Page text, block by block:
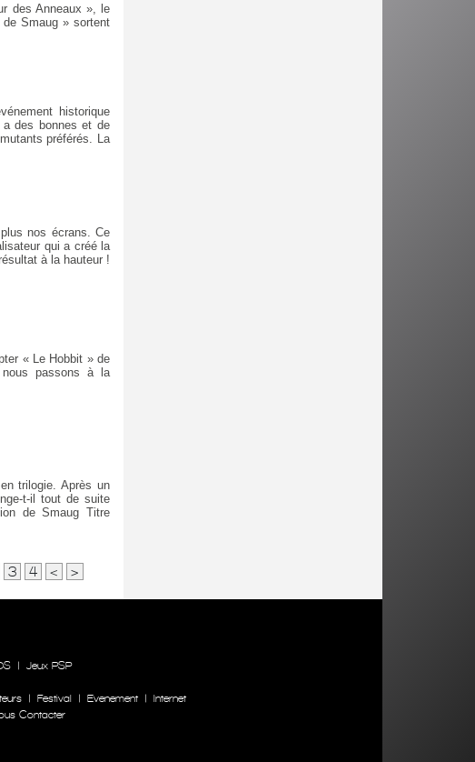
des Anneaux », le
Smaug » sortent
historique
a des bonnes et de
préférés. La
nos écrans. Ce
qui a créé la
à la hauteur !
« Le Hobbit » de
passons à la
trilogie. Après un
t-il tout de suite
de Smaug Titre
3 4 < >
|
Jeux PSP
| Festival | Evenement |
Internet
Contacter